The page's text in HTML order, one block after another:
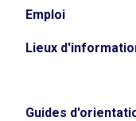
Emploi
Lieux
Guides